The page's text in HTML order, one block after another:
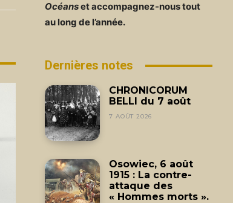
Océanset accompagnez-nous tout
au long de l’année.
Dernières notes
CHRONICORUM
BELLI du 7 août
7 AOÛT 2026
Osowiec, 6 août
1915 : La contre-
attaque des
« Hommes morts ».